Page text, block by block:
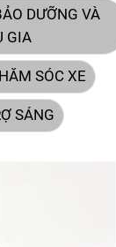
DƯỠNG VÀ
GIA
SÓC XE
SÁNG